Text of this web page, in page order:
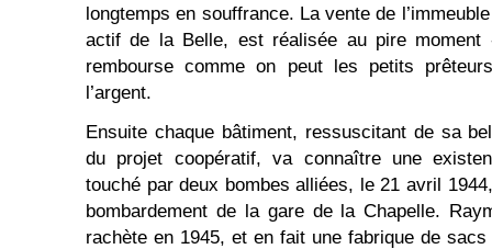
longtemps en souffrance. La vente de
actif de la Belle, est réalisée au pire moment
rembourse comme on peut les petits
l’argent.
Ensuite chaque bâtiment, ressuscitant de sa
du projet coopératif, va connaître une
touché par deux bombes alliées, le 21 avril
bombardement de la gare de la Chapelle.
rachète en 1945, et en fait une fabrique de